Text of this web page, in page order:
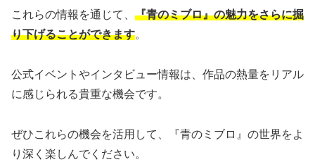
これらの情報を通じて、 『青のミブロ』の魅力をさらに掘
り下げることができます。
公式イベントやインタビュー情報は、作品の熱量をリアル
に感じられる貴重な機会です。
ぜひこれらの機会を活用して、『青のミブロ』の世界をよ
り深く楽しんでください。